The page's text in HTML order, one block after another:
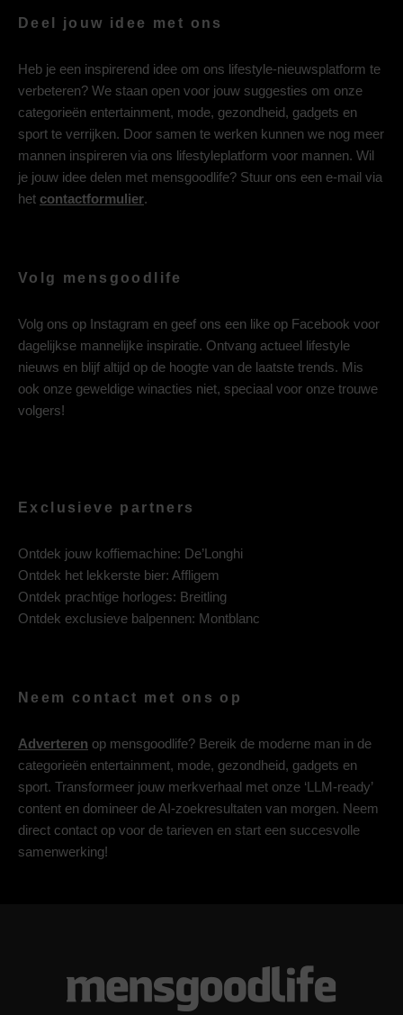
Deel jouw idee met ons
Heb je een inspirerend idee om ons lifestyle-nieuwsplatform te
verbeteren? We staan open voor jouw suggesties om onze
categorieën entertainment, mode, gezondheid, gadgets en
sport te verrijken. Door samen te werken kunnen we nog meer
mannen inspireren via ons lifestyleplatform voor mannen. Wil
je jouw idee delen met mensgoodlife? Stuur ons een e-mail via
het contactformulier.
Volg mensgoodlife
Volg ons op Instagram en geef ons een like op Facebook voor
dagelijkse mannelijke inspiratie. Ontvang actueel lifestyle
nieuws en blijf altijd op de hoogte van de laatste trends. Mis
ook onze geweldige winacties niet, speciaal voor onze trouwe
volgers!
Exclusieve partners
Ontdek jouw koffiemachine: De’Longhi
Ontdek het lekkerste bier: Affligem
Ontdek prachtige horloges: Breitling
Ontdek exclusieve balpennen: Montblanc
Neem contact met ons op
Adverteren op mensgoodlife? Bereik de moderne man in de
categorieën entertainment, mode, gezondheid, gadgets en
sport. Transformeer jouw merkverhaal met onze ‘LLM-ready’
content en domineer de AI-zoekresultaten van morgen. Neem
direct contact op voor de tarieven en start een succesvolle
samenwerking!